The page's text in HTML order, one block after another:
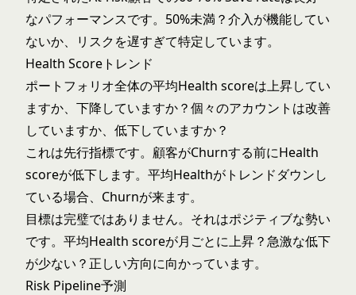
なパフォーマンスです。50%未満？介入が機能してい
ないか、リスクを遅すぎて特定しています。
Health Scoreトレンド
ポートフォリオ全体の平均Health scoreは上昇してい
ますか、下降していますか？個々のアカウントは改善
していますか、低下していますか？
これは先行指標です。顧客がChurnする前にHealth
scoreが低下します。平均Healthがトレンドダウンし
ている場合、Churnが来ます。
目標は完璧ではありません。それはポジティブな勢い
です。平均Health scoreが月ごとに上昇？急激な低下
が少ない？正しい方向に向かっています。
Risk Pipeline予測